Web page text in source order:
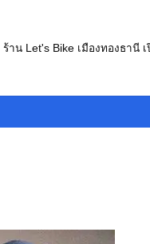
ร้าน Let's Bike เมืองทองธานี